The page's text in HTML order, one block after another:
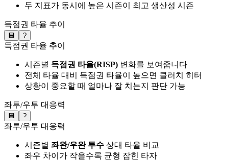
두 지표가 동시에 높은 시즌이 최고 생산성 시즌
득점권 타율 추이
💾 ?
득점권 타율 추이
시즌별 득점권 타율(RISP) 변화를 보여줍니다
전체 타율 대비 득점권 타율이 높으면 클러치 히터
상황이 중요할 때 얼마나 잘 치는지 판단 가능
좌투/우투 대응력
💾 ?
좌투/우투 대응력
시즌별 좌완/우완 투수 상대 타율 비교
좌우 차이가 작을수록 균형 잡힌 타자